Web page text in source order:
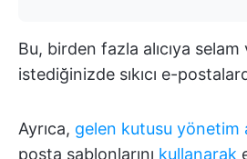
Bu, birden fazla alıcıya selam
istediğinizde sıkıcı e-
Ayrıca, gelen kutusu yönetim
posta şablonlarını kullanarak